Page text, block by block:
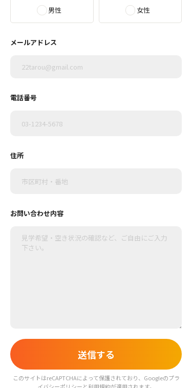
男性 女性
メールアドレス
電話番号
住所
お問い合わせ内容
このサイトはreCAPTCHAによって保護されており、Googleのプラ